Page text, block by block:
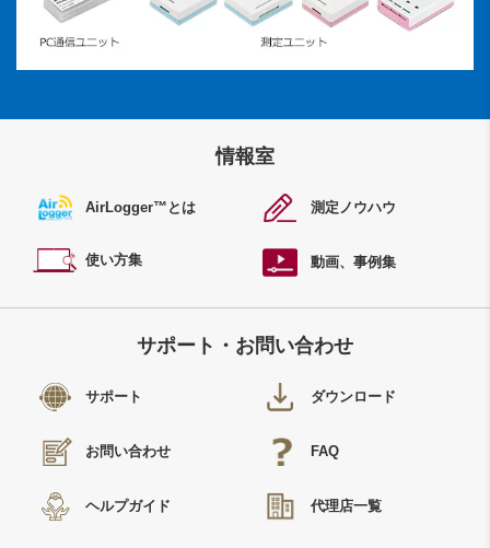
情報室
AirLogger™ とは 測定ノウハウ
使い方集 動画、事例集
サポート・お問い合わせ
サポート ダウンロード
お問い合わせ FAQ
ヘルプガイド 代理店一覧